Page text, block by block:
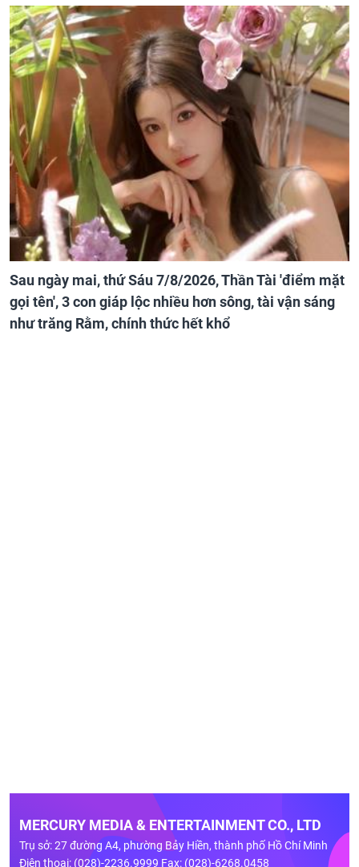
Sau ngày mai, thứ Sáu 7/8/2026, Thần Tài 'điểm mặt
gọi tên', 3 con giáp lộc nhiều hơn sông, tài vận sáng
như trăng Rằm, chính thức hết khổ
MERCURY MEDIA & ENTERTAINMENT CO., LTD
Trụ sở: 27 đường A4, phường Bảy Hiền, thành phố Hồ Chí Minh
Điện thoại: (028)-2236.9999 Fax: (028)-6268.0458